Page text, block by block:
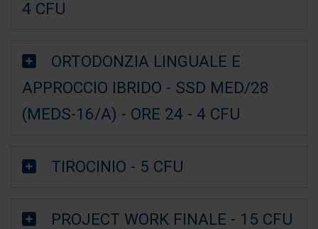
4 CFU
ORTODONZIA LINGUALE E
APPROCCIO IBRIDO - SSD MED/28
(MEDS-16/A) - ORE 24 - 4 CFU
TIROCINIO - 5 CFU
PROJECT WORK FINALE - 15 CFU